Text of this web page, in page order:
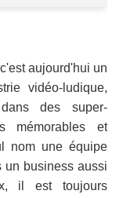
aujourd'hui un
vidéo-ludique,
des super-
mémorables et
nom une équipe
un business aussi
il est toujours